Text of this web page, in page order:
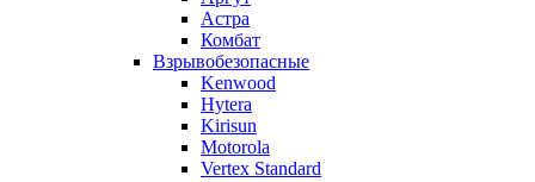
Астра
Комбат
Взрывобезопасные
Kenwood
Hytera
Kirisun
Motorola
Vertex Standard